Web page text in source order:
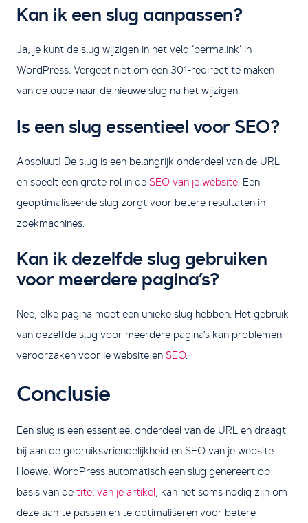
Kan ik een slug aanpassen?
Ja, je kunt de slug wijzigen in het veld ‘permalink’ in
WordPress. Vergeet niet om een 301-redirect te maken
van de oude naar de nieuwe slug na het wijzigen.
Is een slug essentieel voor SEO?
Absoluut! De slug is een belangrijk onderdeel van de URL
en speelt een grote rol in de SEO van je website. Een
geoptimaliseerde slug zorgt voor betere resultaten in
zoekmachines.
Kan ik dezelfde slug gebruiken
voor meerdere pagina’s?
Nee, elke pagina moet een unieke slug hebben. Het gebruik
van dezelfde slug voor meerdere pagina’s kan problemen
veroorzaken voor je website en SEO.
Conclusie
Een slug is een essentieel onderdeel van de URL en draagt
bij aan de gebruiksvriendelijkheid en SEO van je website.
Hoewel WordPress automatisch een slug genereert op
basis van de titel van je artikel, kan het soms nodig zijn om
deze aan te passen en te optimaliseren voor betere